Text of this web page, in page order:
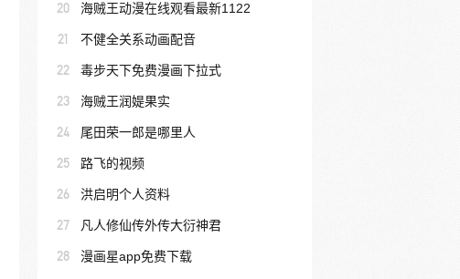
20 海贼王动漫在线观看最新1122
21 不健全关系动画配音
22 毒步天下免费漫画下拉式
23 海贼王润媞果实
24 尾田荣一郎是哪里人
25 路飞的视频
26 洪启明个人资料
27 凡人修仙传外传大衍神君
28 漫画星app免费下载